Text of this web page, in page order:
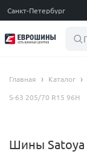
Санкт-Петербург
Главная Каталог
S-63 205/70 R15 96H
Шины Satoya